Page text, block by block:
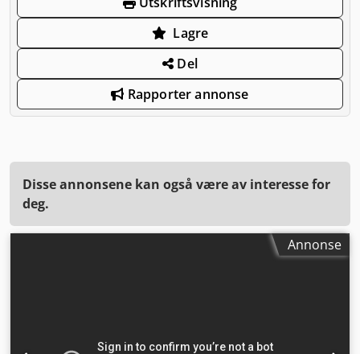
Lagre
Del
Rapporter annonse
Disse annonsene kan også være av interesse for
deg.
Annonse